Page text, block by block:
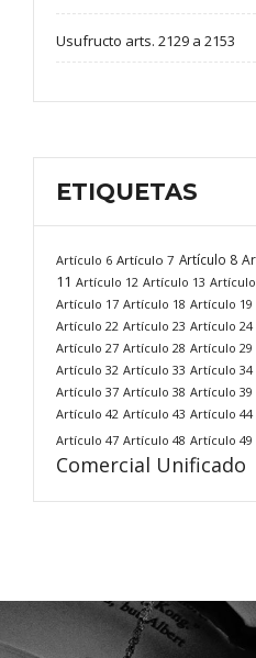
Usufructo arts. 2129 a 2153
ETIQUETAS
Artículo 6 Artículo 7 Artículo 8
11 Artículo 12 Artículo 13
Artículo 17 Artículo 18 Artículo 19
Artículo 22 Artículo 23 Artículo 24
Artículo 27 Artículo 28 Artículo 29
Artículo 32 Artículo 33 Artículo 34
Artículo 37 Artículo 38 Artículo 39
Artículo 42 Artículo 43 Artículo 44
Artículo 47 Artículo 48 Artículo 49
Comercial Unificado